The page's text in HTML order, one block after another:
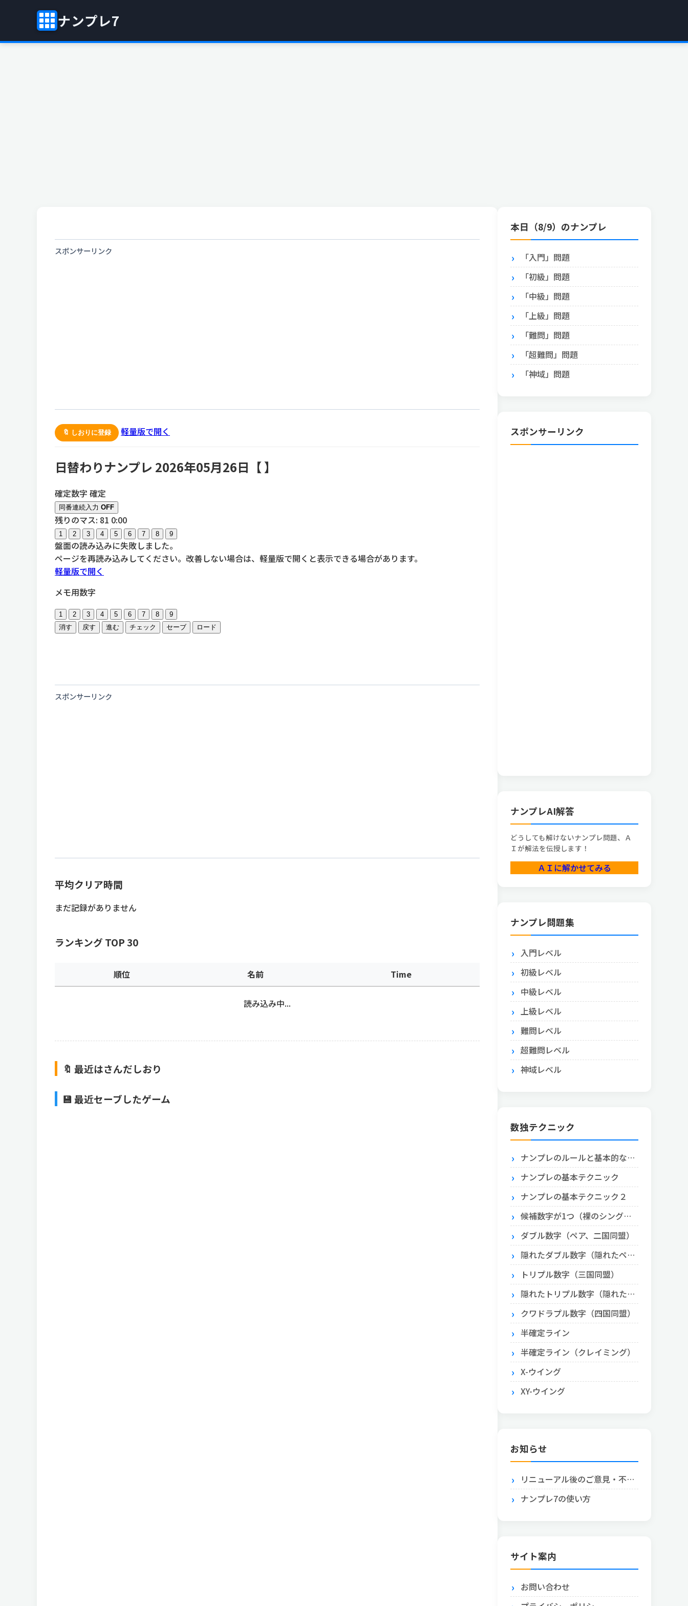
ナンプレ7
スポンサーリンク
🔖 しおりに登録 軽量版で開く
日替わりナンプレ 2026年05月26日【】
確定数字 確定
同番連続入力 OFF
残りのマス: 81 0:00
1 2 3 4 5 6 7 8 9
盤面の読み込みに失敗しました。
ページを再読み込みしてください。改善しない場合は、軽量版で開くと表示できる場合があります。
軽量版で開く
メモ用数字
1 2 3 4 5 6 7 8
9
消す
戻す 進む チェック セーブ ロード
スポンサーリンク
平均クリア時間
まだ記録がありません
ランキング TOP 30
順位 名前 Time
読み込み中...
🔖 最近はさんだしおり
💾 最近セーブしたゲーム
本日（8/9）のナンプレ
「入門」問題
「初級」問題
「中級」問題
「上級」問題
「難問」問題
「超難問」問題
「神域」問題
スポンサーリンク
ナンプレAI解答
どうしても解けないナンプレ問題、Ａ
Ｉが解法を伝授します！
ＡＩに解かせてみる
ナンプレ問題集
入門レベル
初級レベル
中級レベル
上級レベル
難問レベル
超難問レベル
神域レベル
数独テクニック
ナンプレのルールと基本的な解き方
ナンプレの基本テクニック
ナンプレの基本テクニック２
候補数字が1つ（裸のシングル）とエリア内に1つ（隠れたシングル）
ダブル数字（ペア、二国同盟）
隠れたダブル数字（隠れたペア）
トリプル数字（三国同盟）
隠れたトリプル数字（隠れたトリプル）
クワドラプル数字（四国同盟）
半確定ライン
半確定ライン（クレイミング）
X-ウイング
XY-ウイング
お知らせ
リニューアル後のご意見・不具合報告はこちら
ナンプレ7の使い方
サイト案内
お問い合わせ